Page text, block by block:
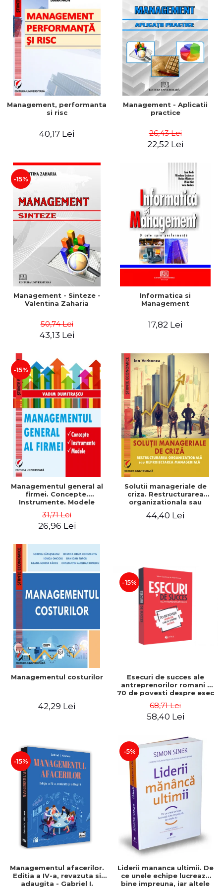
Management, performanta
si risc
40,17 Lei
Management - Aplicatii
practice
26,43 Lei
22,52 Lei
-15%
Management - Sinteze -
Valentina Zaharia
50,74 Lei
43,13 Lei
Informatica si
Management
17,82 Lei
-15%
Managementul general al
firmei. Concepte.
Instrumente. Modele
31,71 Lei
26,96 Lei
Solutii manageriale de
criza. Restructurarea
organizationala sau
44,40 Lei
Managementul costurilor
42,29 Lei
-15%
Esecuri de succes ale
antreprenorilor romani -
70 de povesti despre esec
68,71 Lei
58,40 Lei
-15%
Managementul afacerilor.
Editia a IV-a, revazuta si
adaugita - Gabriel I.
-5%
Liderii mananca ultimii. De
ce unele echipe lucreaza
bine impreuna, iar altele